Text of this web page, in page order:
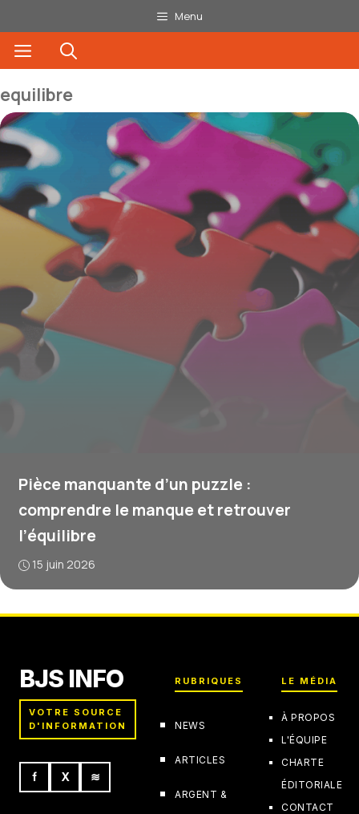
au
contenu
Menu
Menu
equilibre
Pièce manquante d’un puzzle :
comprendre le manque et retrouver
l’équilibre
15 juin 2026
BJS INFO
VOTRE SOURCE
D'INFORMATION
f X ≋
RUBRIQUES
NEWS
ARTICLES
ARGENT &
LE MÉDIA
À PROPOS
L'ÉQUIPE
CHARTE
ÉDITORIALE
CONTACT